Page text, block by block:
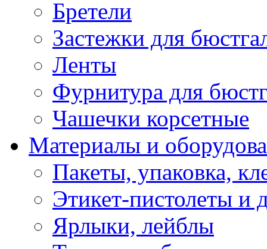
Бретели
Застежки для
Ленты
Фурнитура для
Чашечки корсетные
Материалы и
Пакеты, упаковка,
Этикет-пистолеты и
Ярлыки, лейблы